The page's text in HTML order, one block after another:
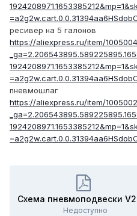
ресивер на 5 галонов
https://aliexpress.ru/item/
пневмошлаг
https://aliexpress.ru/item/
Схема пневмоподвески
Недоступно